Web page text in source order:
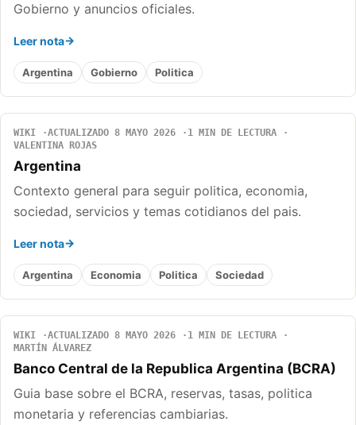
Gobierno y anuncios oficiales.
Leer nota
Argentina Gobierno Politica
WIKI ACTUALIZADO 8 MAYO 2026
1 MIN DE LECTURA
VALENTINA ROJAS
Argentina
Contexto general para seguir politica, economia,
sociedad, servicios y temas cotidianos del pais.
Leer nota
Argentina Economia Politica Sociedad
WIKI ACTUALIZADO 8 MAYO 2026
1 MIN DE LECTURA
MARTÍN ÁLVAREZ
Banco Central de la Republica Argentina (BCRA)
Guia base sobre el BCRA, reservas, tasas, politica
monetaria y referencias cambiarias.